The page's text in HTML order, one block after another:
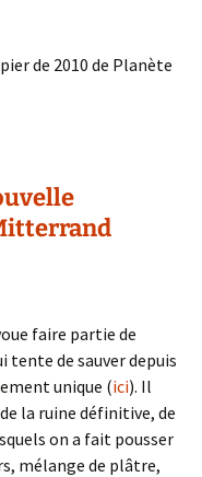
de 2010 de Planète
faire partie de
tente de sauver depuis
unique (ici). Il
la ruine définitive, de
on a fait pousser
mélange de plâtre,